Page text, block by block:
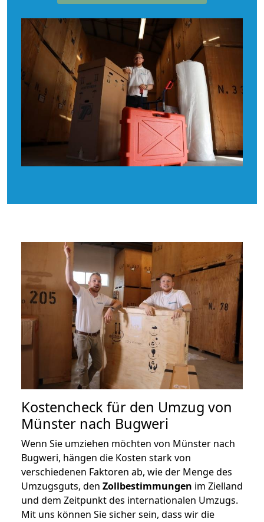
Kostencheck für den Umzug von
Münster nach Bugweri
Wenn Sie umziehen möchten von Münster nach
Bugweri, hängen die Kosten stark von
verschiedenen Faktoren ab, wie der Menge des
Umzugsguts, den Zollbestimmungen im Zielland
und dem Zeitpunkt des internationalen Umzugs.
Mit uns können Sie sicher sein, dass wir die